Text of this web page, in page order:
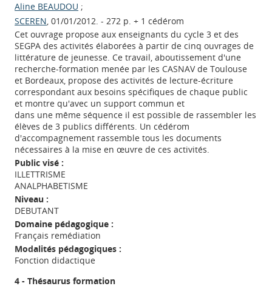
Aline BEAUDOU ;
SCEREN, 01/01/2012. - 272 p. + 1 cédérom
Cet ouvrage propose aux enseignants du cycle 3 et des
SEGPA des activités élaborées à partir de cinq ouvrages de
littérature de jeunesse. Ce travail, aboutissement d'une
recherche-formation menée par les CASNAV de Toulouse
et Bordeaux, propose des activités de lecture-écriture
correspondant aux besoins spécifiques de chaque public
et montre qu'avec un support commun et
dans une même séquence il est possible de rassembler les
élèves de 3 publics différents. Un cédérom
d'accompagnement rassemble tous les documents
nécessaires à la mise en œuvre de ces activités.
Public visé :
ILLETTRISME
ANALPHABETISME
Niveau :
DEBUTANT
Domaine pédagogique :
Français remédiation
Modalités pédagogiques :
Fonction didactique
4 - Thésaurus formation